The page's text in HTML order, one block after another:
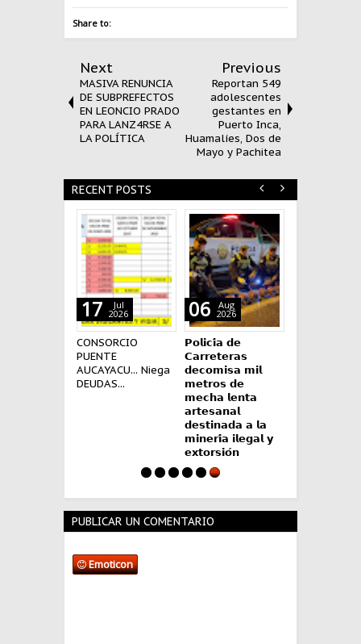
Share to:
Next
MASIVA RENUNCIA
DE SUBPREFECTOS
EN LEONCIO PRADO
PARA LANZ4RSE A
LA POLÍTICA
Previous
Reportan 549
adolescentes
gestantes en
Puerto Inca,
Huamalíes, Dos de
Mayo y Pachitea
RECENT POSTS
CONSORCIO
AUCAYACU... Niega
DEUDAS...
𝗣𝗼𝗹𝗶𝗰𝗶́𝗮 𝗱𝗲
𝗖𝗮𝗿𝗿𝗲𝘁𝗲𝗿𝗮𝘀
𝗱𝗲𝗰𝗼𝗺𝗶𝘀𝗮 𝗺𝗶𝗹
𝗺𝗲𝘁𝗿𝗼𝘀 𝗱𝗲
𝗺𝗲𝗰𝗵𝗮 𝗹𝗲𝗻𝘁𝗮
𝗮𝗿𝘁𝗲𝘀𝗮𝗻𝗮𝗹
𝗱𝗲𝘀𝘁𝗶𝗻𝗮𝗱𝗮 𝗮 𝗹𝗮
𝗺𝗶𝗻𝗲𝗿𝗶́𝗮 𝗶𝗹𝗲𝗴𝗮𝗹 𝘆
𝗲𝘅𝘁𝗼𝗿𝘀𝗶𝗼́𝗻
06 Aug
2026
DE BEBÉ TRAS
MÉDICAS EN TINGO
AUCAYACU.
30
PUBLICAR UN COMENTARIO
Emoticon